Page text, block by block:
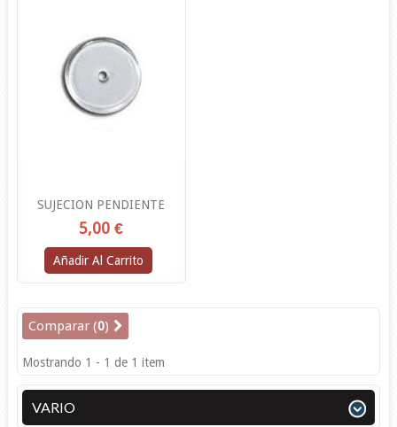
SUJECION PENDIENTE
5,00 €
Añadir Al Carrito
Comparar (0)
Mostrando 1 - 1 de 1 item
VARIO